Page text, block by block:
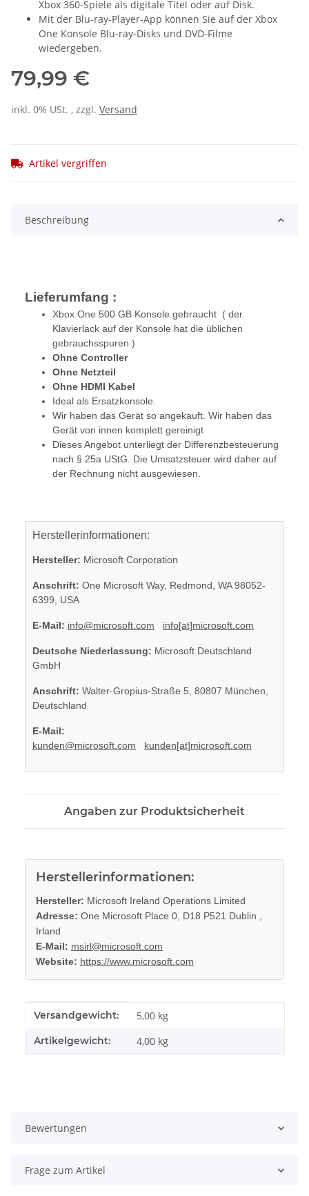
Xbox 360-Spiele als digitale Titel oder auf Disk.
Mit der Blu-ray-Player-App können Sie auf der Xbox
One Konsole Blu-ray-Disks und DVD-Filme
wiedergeben.
79,99 €
inkl. 0% USt. , zzgl. Versand
Artikel vergriffen
Beschreibung
Lieferumfang :
Xbox One 500 GB Konsole gebraucht ( der
Klavierlack auf der Konsole hat die üblichen
gebrauchsspuren )
Ohne Controller
Ohne Netzteil
Ohne HDMI Kabel
Ideal als Ersatzkonsole.
Wir haben das Gerät so angekauft. Wir haben das
Gerät von innen komplett gereinigt
Dieses Angebot unterliegt der Differenzbesteuerung
nach § 25a UStG. Die Umsatzsteuer wird daher auf
der Rechnung nicht ausgewiesen.
Herstellerinformationen:
Hersteller: Microsoft Corporation
Anschrift: One Microsoft Way, Redmond, WA 98052-
6399, USA
E-Mail: info@microsoft.com info[at]microsoft.com
Deutsche Niederlassung: Microsoft Deutschland
GmbH
Anschrift: Walter-Gropius-Straße 5, 80807 München,
Deutschland
E-Mail:
kunden@microsoft.com
kunden[at]microsoft.com
Angaben zur Produktsicherheit
Herstellerinformationen:
Hersteller: Microsoft Ireland Operations Limited
Adresse: One Microsoft Place 0, D18 P521 Dublin ,
Irland
E-Mail: msirl@microsoft.com
Website: https://www.microsoft.com
Produkteigenschaft
Wert
Versandgewicht: 5,00 kg
Artikelgewicht: 4,00 kg
Bewertungen
Frage zum Artikel